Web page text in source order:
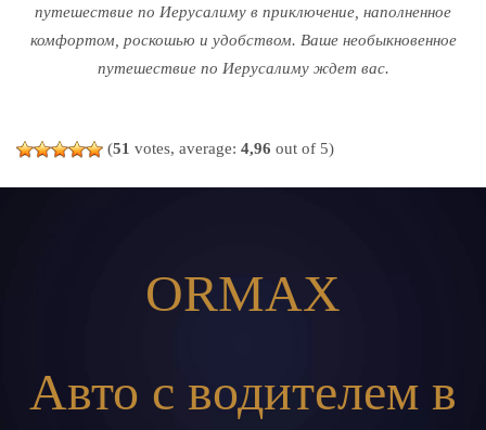
путешествие по Иерусалиму в приключение, наполненное
комфортом, роскошью и удобством. Ваше необыкновенное
путешествие по Иерусалиму ждет вас.
(51 votes, average: 4,96 out of 5)
ORMAX
Авто с водителем в